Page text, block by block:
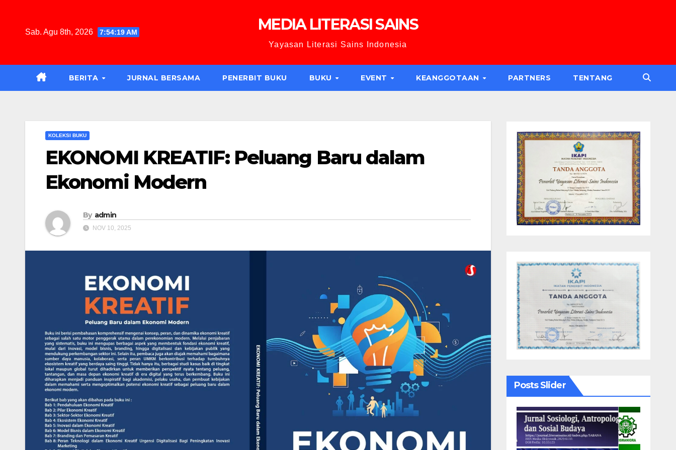
Sab. Agu 8th, 2026 7:54:20 AM MEDIA LITERASI SAINS
Yayasan Literasi Sains Indonesia
BERITA JURNAL BERSAMA PENERBIT BUKU BUKU EVENT KEANGGOTAAN PARTNERS TENTANG
KOLEKSI BUKU
EKONOMI KREATIF: Peluang Baru dalam
Ekonomi Modern
By admin
NOV 10, 2025
Posts Slider